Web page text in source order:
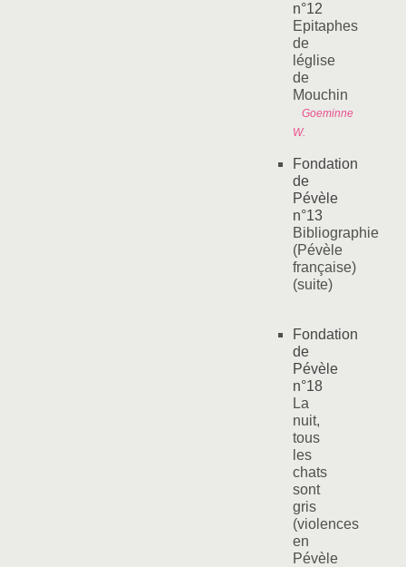
n°12
Epitaphes
de
léglise
de
Mouchin
Goeminne
W.
Fondation
de
Pévèle
n°13
Bibliographie
(Pévèle
française)
(suite)
Fondation
de
Pévèle
n°18
La
nuit,
tous
les
chats
sont
gris
(violences
en
Pévèle